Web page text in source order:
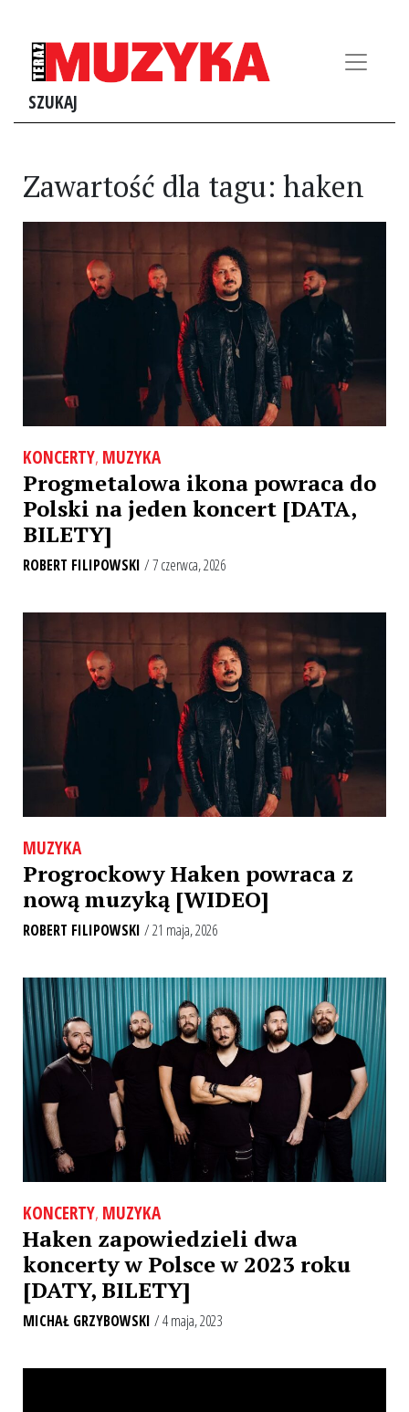
SZUKAJ
Zawartość dla tagu: haken
KONCERTY, MUZYKA
Progmetalowa ikona powraca do
Polski na jeden koncert [DATA,
BILETY]
ROBERT FILIPOWSKI / 7 czerwca, 2026
MUZYKA
Progrockowy Haken powraca z
nową muzyką [WIDEO]
ROBERT FILIPOWSKI / 21 maja, 2026
KONCERTY, MUZYKA
Haken zapowiedzieli dwa
koncerty w Polsce w 2023 roku
[DATY, BILETY]
MICHAŁ GRZYBOWSKI / 4 maja, 2023